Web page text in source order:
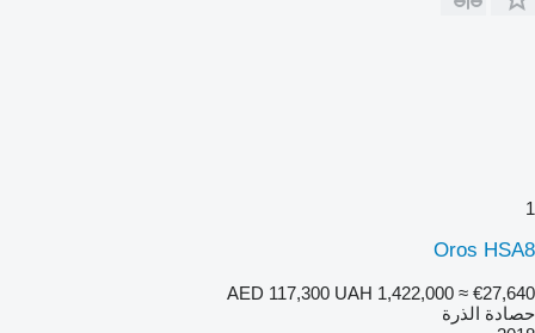
1
Oros HSA8
AED 117,300 UAH 1,422,000 ≈ €27,640
حصادة الذرة